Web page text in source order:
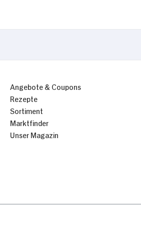
Angebote & Coupons
Rezepte
Sortiment
Marktfinder
Unser Magazin